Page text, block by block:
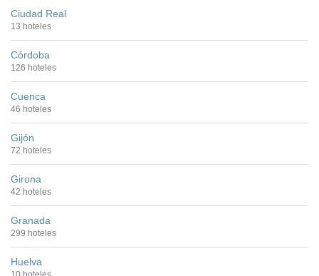
Ciudad Real
13 hoteles
Córdoba
126 hoteles
Cuenca
46 hoteles
Gijón
72 hoteles
Girona
42 hoteles
Granada
299 hoteles
Huelva